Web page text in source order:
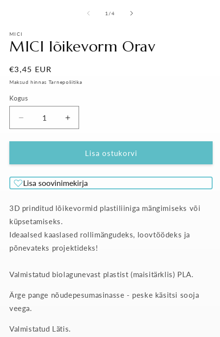
1 /Pane
4
MICI
MICI lõikevorm Orav
Tavahind
€3,45 EUR
Maksud hinnas Tarnepoliitika
Kogus
Vähenda
MICI
lõikevorm
kogust
Suurenda
MICI
lõikevorm
Orav
kogust
Lisa ostukorvi
Lisa soovinimekirja
3D prinditud lõikevormid plastiliiniga mängimiseks või
küpsetamiseks.
Ideaalsed kaaslased rollimängudeks, loovtöödeks ja
põnevateks projektideks!
Valmistatud biolagunevast plastist (maisitärklis) PLA.
Ärge pange nõudepesumasinasse - peske käsitsi sooja
veega.
Valmistatud Lätis.